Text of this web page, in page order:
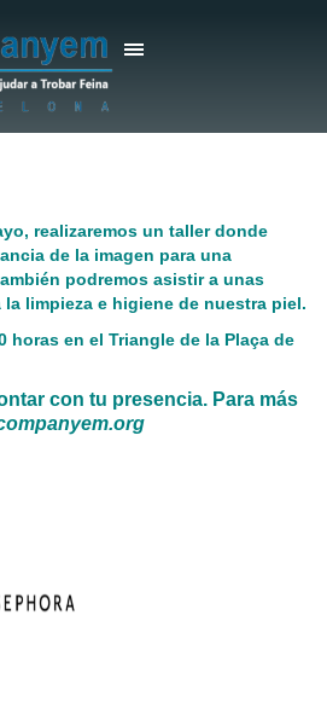
realizaremos un taller donde
de la imagen para una
podremos asistir a unas
limpieza e higiene de nuestra piel.
horas en el Triangle de la Plaça de
con tu presencia. Para más